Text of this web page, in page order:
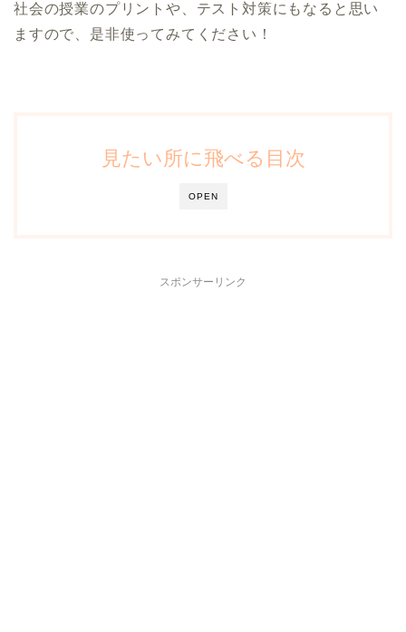
社会の授業のプリントや、テスト対策にもなると思い
ますので、是非使ってみてください！
OPEN
見たい所に飛べる目次
スポンサーリンク